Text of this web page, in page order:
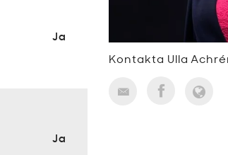
Ja
Ja
Kontakta Ulla